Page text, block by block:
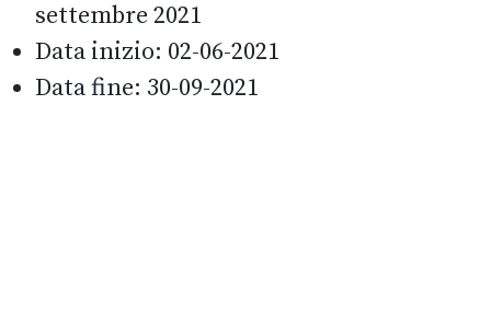
settembre 2021
Data inizio: 02-06-2021
Data fine: 30-09-2021